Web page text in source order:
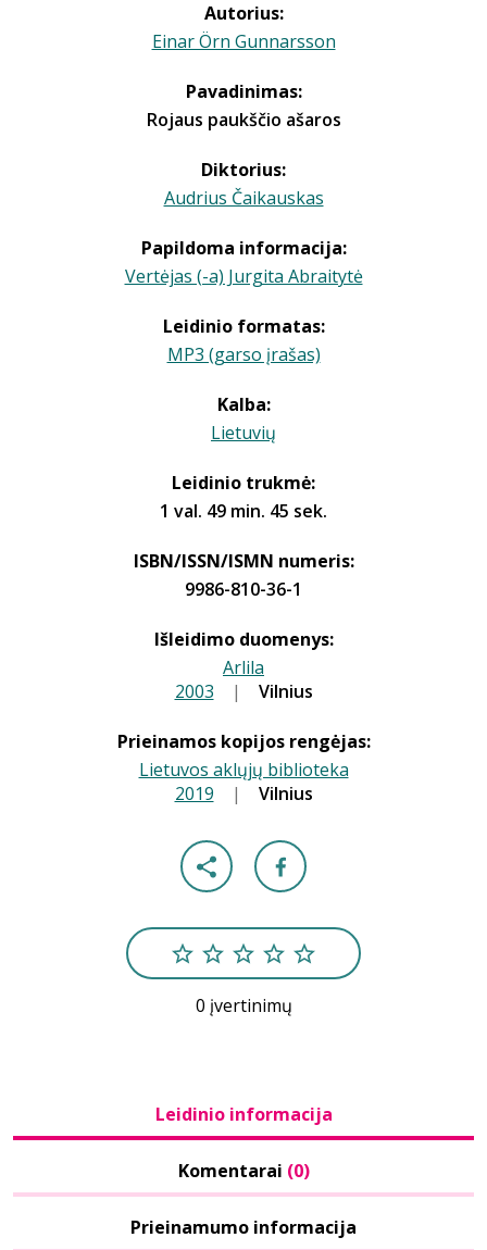
Autorius:
Einar Örn Gunnarsson
Pavadinimas:
Rojaus paukščio ašaros
Diktorius:
Audrius Čaikauskas
Papildoma informacija:
Vertėjas (-a) Jurgita Abraitytė
Leidinio formatas:
MP3 (garso įrašas)
Kalba:
Lietuvių
Leidinio trukmė:
1 val. 49 min. 45 sek.
ISBN/ISSN/ISMN numeris:
9986-810-36-1
Išleidimo duomenys:
Arlila
2003 | Vilnius
Prieinamos kopijos rengėjas:
Lietuvos aklųjų biblioteka
2019 | Vilnius
0 įvertinimų
Leidinio informacija
Komentarai (0)
Prieinamumo informacija